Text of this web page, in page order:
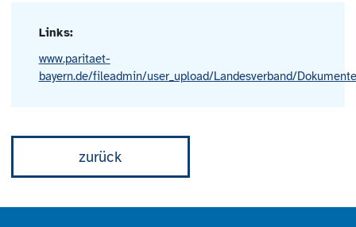
Links:
www.paritaet-
bayern.de/fileadmin/user_upload/Landesverband/
zurück